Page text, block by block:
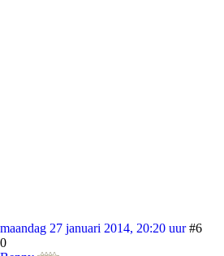
maandag 27 januari 2014, 20:20 uur #6
0